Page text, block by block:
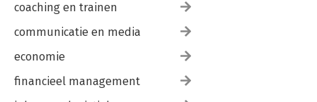
coaching en trainen
communicatie en media
economie
financieel management